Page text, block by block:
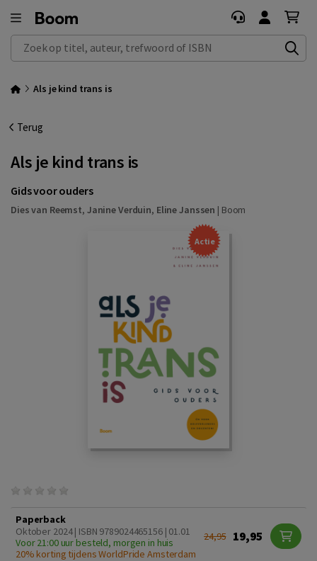
Zoek op titel, auteur, trefwoord of ISBN
Als je kind trans is
Terug
Als je kind trans is
Gids voor ouders
Dies van Reemst, Janine Verduin, Eline Janssen | Boom
Actie
Paperback
Oktober 2024 | ISBN 9789024465156 | 01.01
Voor 21:00 uur besteld, morgen in huis
20% korting tijdens WorldPride Amsterdam
24,95 19,95